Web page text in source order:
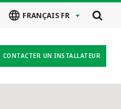
FRANÇAIS FR
CONTACTER UN INSTALLATEUR